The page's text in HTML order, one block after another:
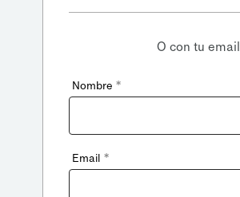
O con tu email
Nombre *
Email *